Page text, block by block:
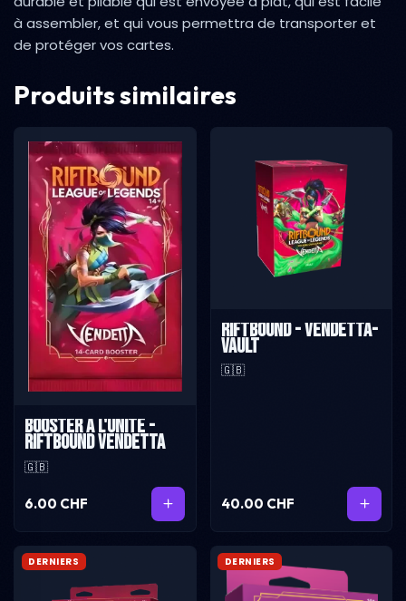
à assembler, et qui vous permettra de transporter et
de protéger vos cartes.
Produits similaires
Booster à l'unité -
Riftbound Vendetta
🇬🇧
6.00 CHF
Riftbound - Vendetta-
Vault
🇬🇧
40.00 CHF
DERNIERS DERNIERS